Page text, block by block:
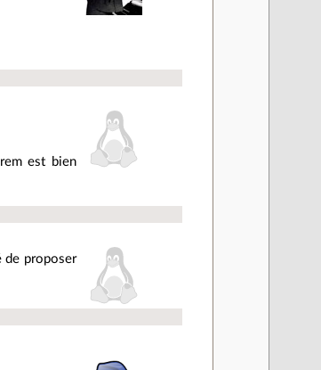
est bien
de proposer